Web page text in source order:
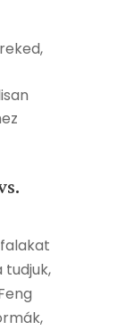
tudjuk,